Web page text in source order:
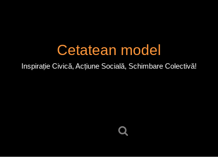
Cetatean model
Inspirație Civică, Acțiune Socială, Schimbare Colectivă!